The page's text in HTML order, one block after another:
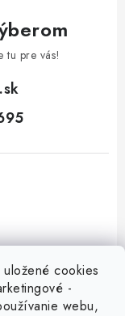
uložené cookies
-
webu,
tu pre vás!